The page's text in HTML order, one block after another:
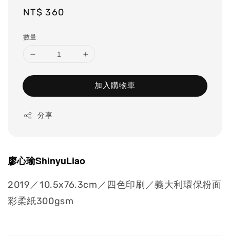
Regular
NT$ 360
數量
加入購物車
分享
廖心瑜ShinyuLiao
2019／10.5x76.3cm／四色印刷／義大利環保粉面
彩柔紙300gsm